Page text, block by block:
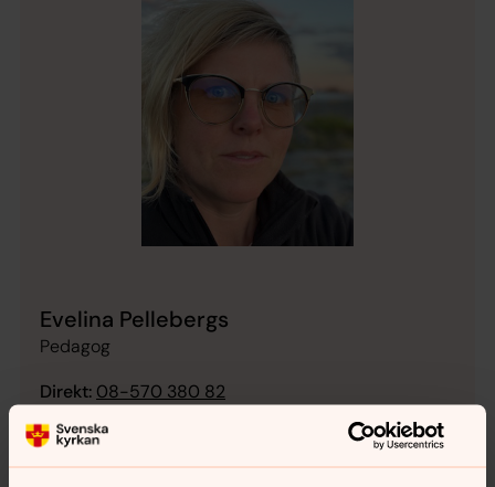
Evelina Pellebergs
Pedagog
Direkt: 08-570 380 82
evelina.pellebergs@svenskakyrkan.se